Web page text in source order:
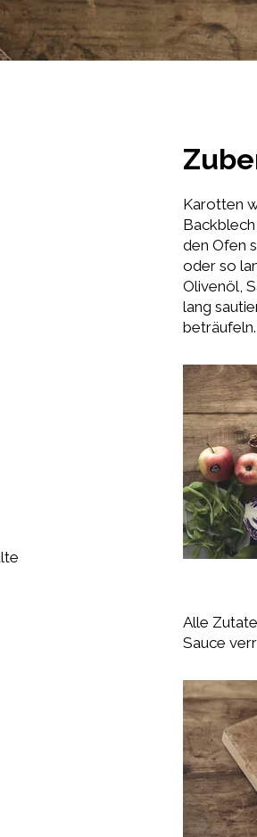
Karotten
den Ofen
oder so
Olivenöl,
lang
beträufeln.
Alle
Sauce